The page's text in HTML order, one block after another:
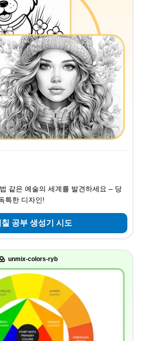
같은 예술의 세계를 발견하세요 – 당
특한 디자인!
공부 생성기 시도
unmix-colors-ryb